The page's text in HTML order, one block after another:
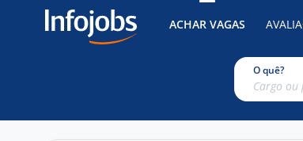
ACHAR VAGAS
O quê?